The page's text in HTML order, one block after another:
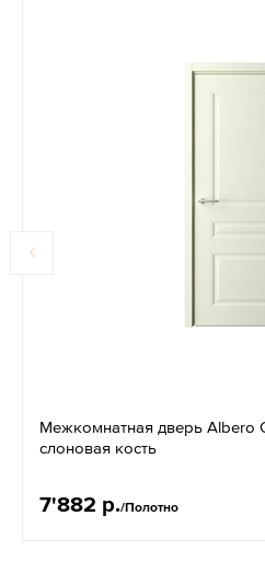
Межкомнатная дверь Albero
слоновая кость
7'882 р./Полотно